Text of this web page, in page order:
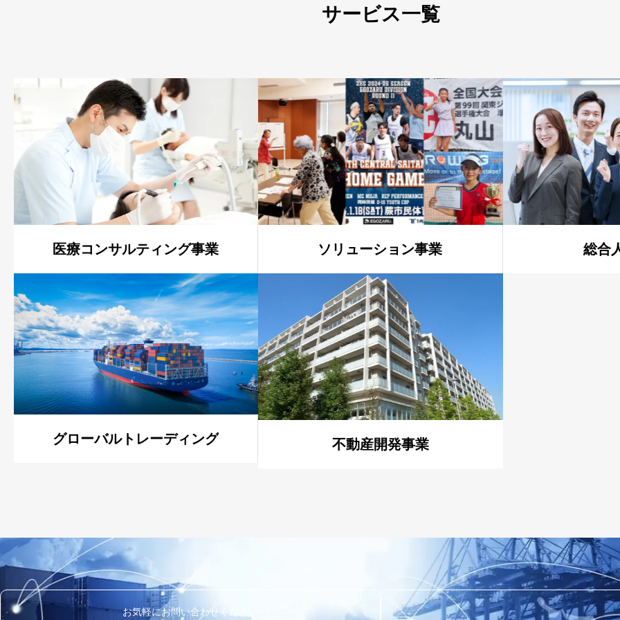
サービス一覧
医療コンサルティング事業 ソリューション事業 総合
グローバルトレーディング 不動産開発事業
お気軽にお問い合わせください